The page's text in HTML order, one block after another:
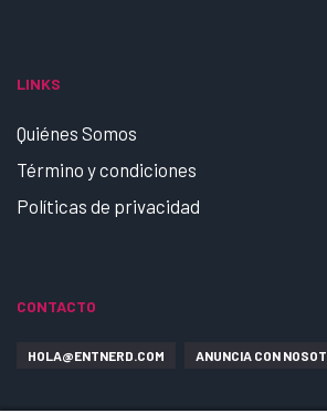
LINKS
Quiénes Somos
Término y condiciones
Políticas de privacidad
CONTACTO
HOLA@ENTNERD.COM ANUNCIA CON